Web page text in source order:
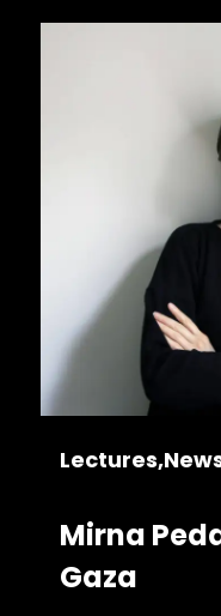
Lectures
Mirna
Gaza